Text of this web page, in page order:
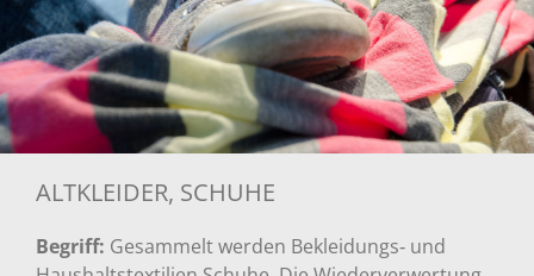
ALTKLEIDER, SCHUHE
Begriff: Gesammelt werden Bekleidungs‐ und